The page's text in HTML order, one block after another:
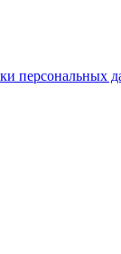
персональных